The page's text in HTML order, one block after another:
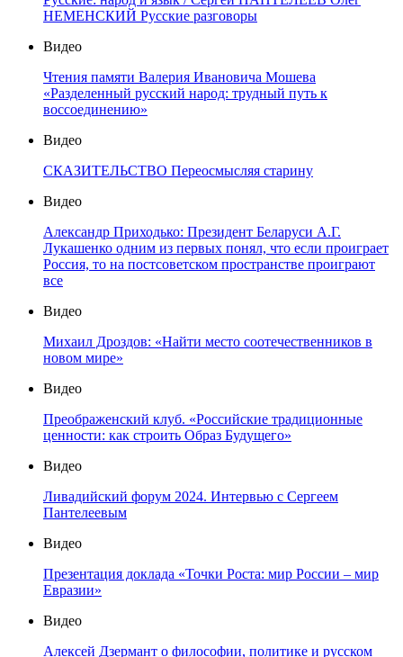
НЕМЕНСКИЙ Русские разговоры
Видео
Чтения памяти Валерия Ивановича Мошева
«Разделенный русский народ: трудный путь к
воссоединению»
Видео
СКАЗИТЕЛЬСТВО Переосмысляя старину
Видео
Александр Приходько: Президент Беларуси А.Г.
Лукашенко одним из первых понял, что если проиграет
Россия, то на постсоветском пространстве проиграют
все
Видео
Михаил Дроздов: «Найти место соотечественников в
новом мире»
Видео
Преображенский клуб. «Российские традиционные
ценности: как строить Образ Будущего»
Видео
Ливадийский форум 2024. Интервью с Сергеем
Пантелеевым
Видео
Презентация доклада «Точки Роста: мир России – мир
Евразии»
Видео
Алексей Дзермант о философии, политике и русском